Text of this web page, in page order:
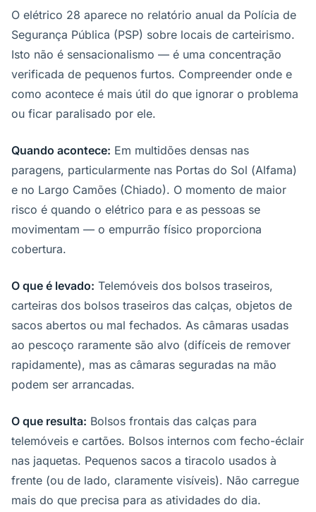
O elétrico 28 aparece no relatório anual da Polícia de
Segurança Pública (PSP) sobre locais de carteirismo.
Isto não é sensacionalismo — é uma concentração
verificada de pequenos furtos. Compreender onde e
como acontece é mais útil do que ignorar o problema
ou ficar paralisado por ele.
Quando acontece: Em multidões densas nas
paragens, particularmente nas Portas do Sol (Alfama)
e no Largo Camões (Chiado). O momento de maior
risco é quando o elétrico para e as pessoas se
movimentam — o empurrão físico proporciona
cobertura.
O que é levado: Telemóveis dos bolsos traseiros,
carteiras dos bolsos traseiros das calças, objetos de
sacos abertos ou mal fechados. As câmaras usadas
ao pescoço raramente são alvo (difíceis de remover
rapidamente), mas as câmaras seguradas na mão
podem ser arrancadas.
O que resulta: Bolsos frontais das calças para
telemóveis e cartões. Bolsos internos com fecho-éclair
nas jaquetas. Pequenos sacos a tiracolo usados à
frente (ou de lado, claramente visíveis). Não carregue
mais do que precisa para as atividades do dia.